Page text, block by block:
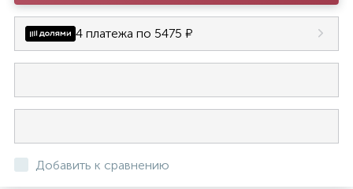
4 платежа по 5475 ₽
Добавить к сравнению